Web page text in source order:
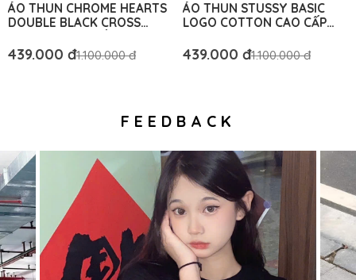
ÁO THUN CHROME HEARTS
DOUBLE BLACK CROSS
RỘNG - BM AUTHENTIC
439.000 đ1.100.000 đ
ÁO THUN STUSSY BASIC
LOGO COTTON CAO CẤP
AUTHENTIC
439.000 đ1.100.000 đ
FEEDBACK